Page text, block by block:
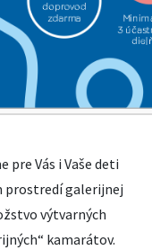
pre Vás i Vaše deti
prostredí galerijnej
výtvarných
kamarátov.